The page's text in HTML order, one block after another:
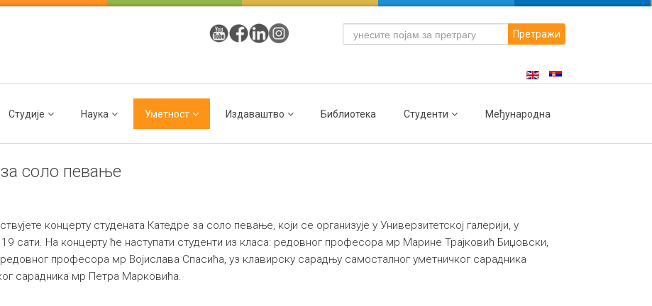
Претражи
Студије Наука Уметност Издаваштво Библиотека Студенти Међународна
соло певање
концерту студената Катедре за соло певање, који се организује у Универзитетској галерији, у
сати. На концерту ће наступати студенти из класа: редовног професора мр Марине Трајковић Биџовски,
професора мр Војислава Спасића, уз клавирску сарадњу самосталног уметничког сарадника
сарадника мр Петра Марковића.